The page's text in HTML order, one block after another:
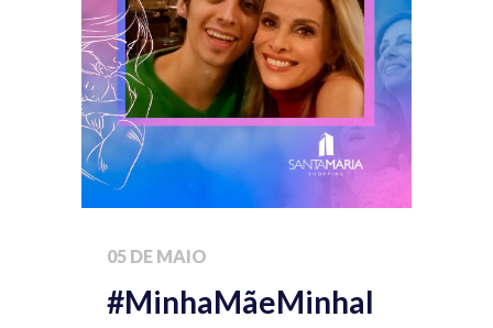
05 DE MAIO
#MinhaMãeMinhaI